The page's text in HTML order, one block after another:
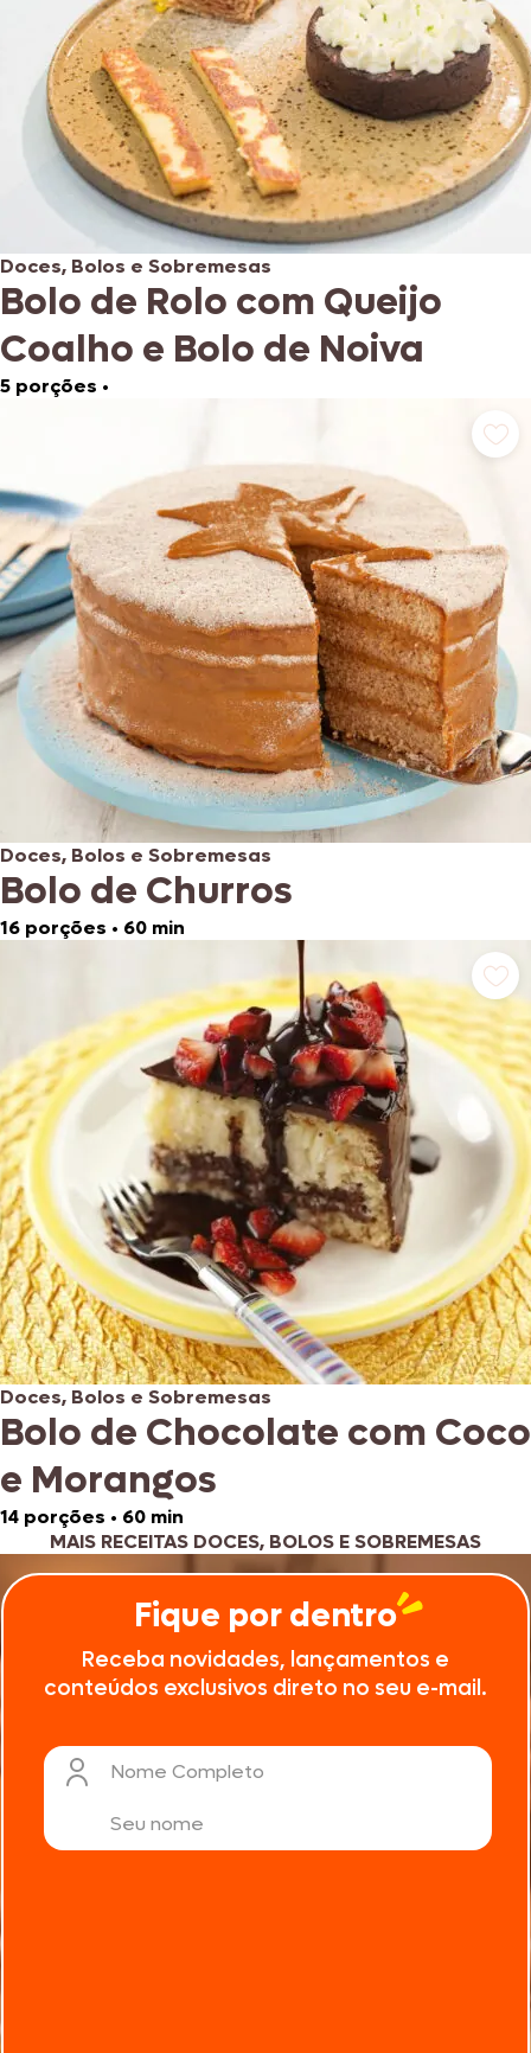
Doces, Bolos e Sobremesas
Bolo de Rolo com Queijo
Coalho e Bolo de Noiva
5 porções •
Doces, Bolos e Sobremesas
Bolo de Churros
16 porções • 60 min
Doces, Bolos e Sobremesas
Bolo de Chocolate com Coco
e Morangos
14 porções • 60 min
MAIS RECEITAS DOCES, BOLOS E SOBREMESAS
Fique por dentro
Receba novidades, lançamentos e
conteúdos exclusivos direto no seu e-mail.
Nome Completo